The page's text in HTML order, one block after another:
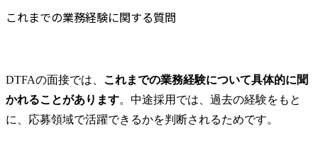
これまでの業務経験に関する質問
DTFAの面接では、 これまでの業務経験について具体的に聞
かれることがあります。中途採用では、過去の経験をもと
に、応募領域で活躍できるかを判断されるためです。